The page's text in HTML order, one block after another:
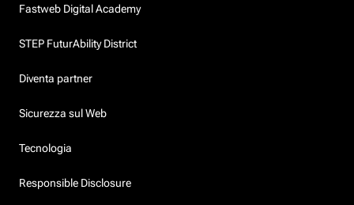
Fastweb Digital Academy
STEP FuturAbility District
Diventa partner
Sicurezza sul Web
Tecnologia
Responsible Disclosure